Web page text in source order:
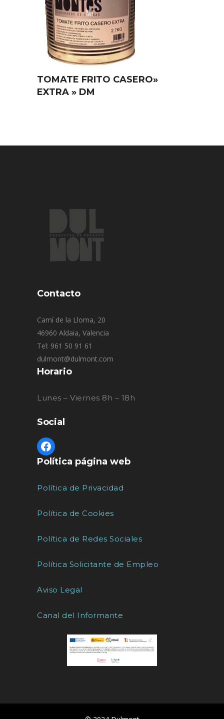
TOMATE FRITO CASERO»
EXTRA » DM
Contacto
Camí de la Lloma, 20
46960 Aldaia, Valencia
Tel: 961 50 91 61
dulmont@dulmont.com
Horario
Lunes – Viernes 8h – 18h
Social
Política página web
Política de Privacidad
Política de Cookies
Política de Redes Sociales
Política Solicitante de Empleo
Aviso Legal
Canal del Informante